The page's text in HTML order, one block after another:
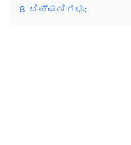
8 ಟಿಪ್ಪಣಿಗಳು: